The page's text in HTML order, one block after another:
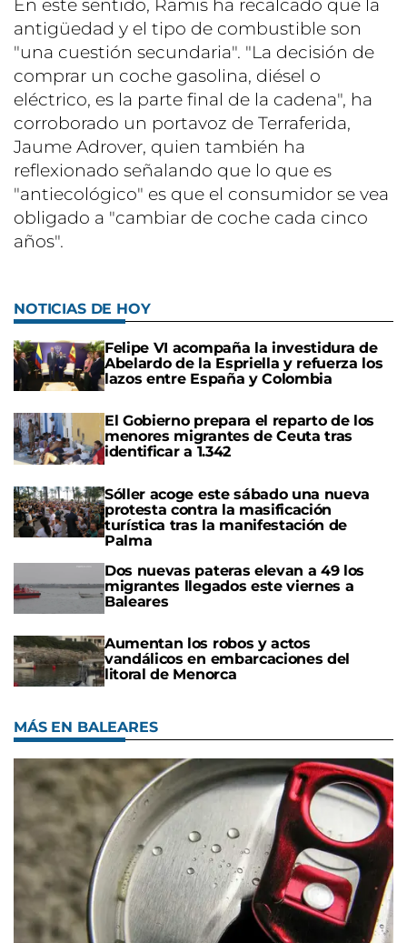
En este sentido, Ramis ha recalcado que la
antigüedad y el tipo de combustible son
"una cuestión secundaria". "La decisión de
comprar un coche gasolina, diésel o
eléctrico, es la parte final de la cadena", ha
corroborado un portavoz de Terraferida,
Jaume Adrover, quien también ha
reflexionado señalando que lo que es
"antiecológico" es que el consumidor se vea
obligado a "cambiar de coche cada cinco
años".
NOTICIAS DE HOY
Felipe VI acompaña la investidura de
Abelardo de la Espriella y refuerza los
lazos entre España y Colombia
El Gobierno prepara el reparto de los
menores migrantes de Ceuta tras
identificar a 1.342
Sóller acoge este sábado una nueva
protesta contra la masificación
turística tras la manifestación de
Palma
Dos nuevas pateras elevan a 49 los
migrantes llegados este viernes a
Baleares
Aumentan los robos y actos
vandálicos en embarcaciones del
litoral de Menorca
MÁS EN BALEARES